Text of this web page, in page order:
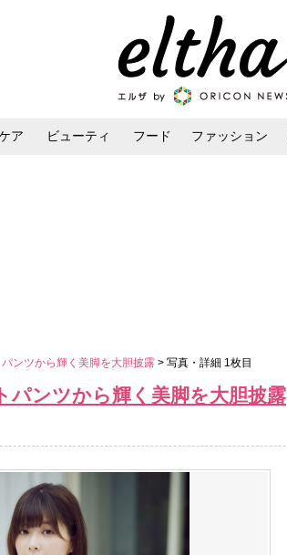
ア ビューティ フード ファッション
ンツから輝く美脚を大胆披露 > 写真・詳細 1枚目
パンツから輝く美脚を大胆披露